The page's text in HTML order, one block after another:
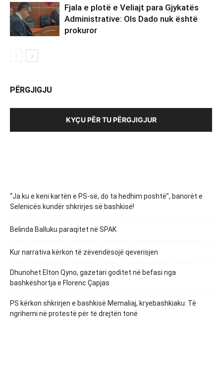
Fjala e plotë e Veliajt para Gjykatës
Administrative: Ols Dado nuk është
prokuror
PËRGJIGJU
KYÇU PËR TU PËRGJIGJUR
“Ja ku e keni kartën e PS-së, do ta hedhim poshtë”, banorët e
Selenicës kundër shkrirjes së bashkisë!
Belinda Balluku paraqitet në SPAK
Kur narrativa kërkon të zëvendësojë qeverisjen
Dhunohet Elton Qyno, gazetari goditet në befasi nga
bashkëshortja e Florenc Çapjas
PS kërkon shkrirjen e bashkisë Memaliaj, kryebashkiaku: Të
ngrihemi në protestë për të drejtën tonë